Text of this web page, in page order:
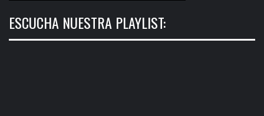
ESCUCHA NUESTRA PLAYLIST: